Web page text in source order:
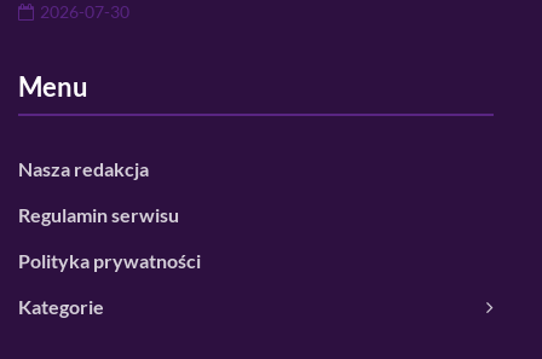
2026-07-30
Menu
Nasza redakcja
Regulamin serwisu
Polityka prywatności
Kategorie